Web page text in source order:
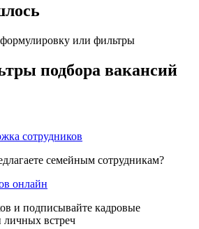
или фильтры
подбора вакансий
сотрудников
семейным сотрудникам?
онлайн
и подписывайте кадровые
личных встреч